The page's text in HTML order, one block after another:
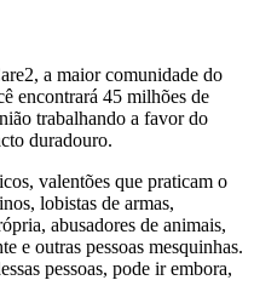
a maior comunidade do
encontrará 45 milhões de
trabalhando a favor do
duradouro.
valentões que praticam o
lobistas de armas,
abusadores de animais,
e outras pessoas mesquinhas.
pessoas, pode ir embora,